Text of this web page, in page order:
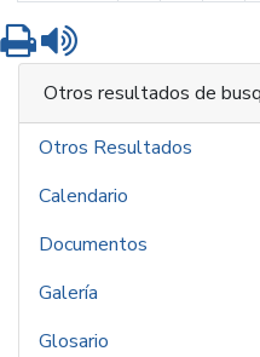
Imprimir
Otros resultados de
Otros Resultados
Calendario
Documentos
Galería
Glosario